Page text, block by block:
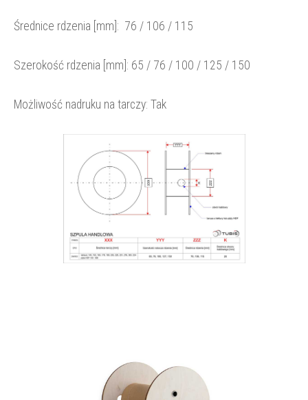
Średnice rdzenia [mm]: 76 / 106 / 115
Szerokość rdzenia [mm]: 65 / 76 / 100 / 125 / 150
Możliwość nadruku na tarczy: Tak